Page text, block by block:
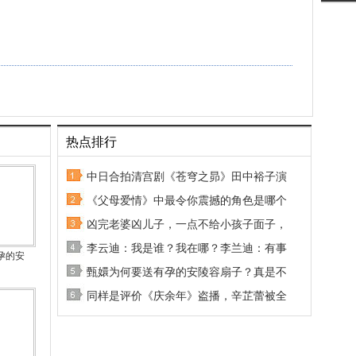
的安
热点排行
中日合拍清宫剧《苍穹之昴》田中裕子演
《父母爱情》中最令你震撼的角色是哪个
凶完老婆凶儿子，一点不给小孩子面子，
李云迪：我是谁？我在哪？李兰迪：有事
甄嬛为何要送有孕的安陵容扇子？真是不
同样是评价《庆余年》盗播，辛芷蕾被全